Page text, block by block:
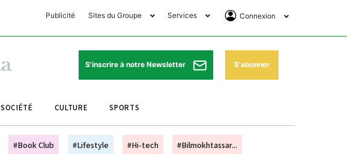
Publicité Sites du Groupe
Club Avantages
Le Matin Sports
Le Matin Store
Le Matin Annonces
Services
Horaires de prières
Pharmacies de garde
Programme TV
Cinéma
Connexion
Se Connecter
Abonnement
S'inscrire à notre Newsletter S'abonner
SOCIÉTÉ CULTURE SPORTS
#Book Club #Lifestyle #Hi-tech #Bilmokhtassar...